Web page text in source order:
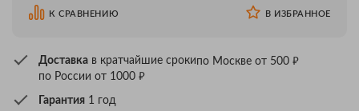
К СРАВНЕНИЮ В ИЗБРАННОЕ
Доставка в кратчайшие срокипо Москве от 500 ₽
по России от 1000 ₽
Гарантия 1 год